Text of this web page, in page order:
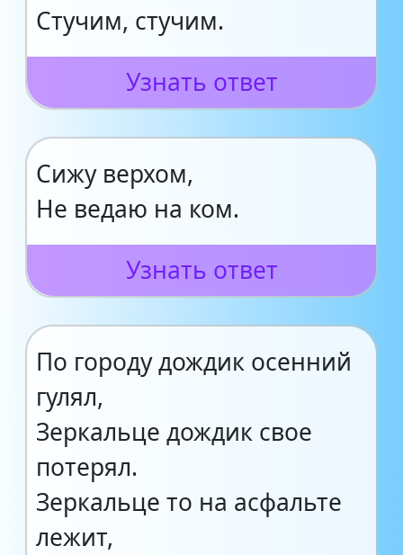
Стучим, стучим.
Узнать ответ
Сижу верхом,
Не ведаю на ком.
Узнать ответ
По городу дождик осенний
гулял,
Зеркальце дождик свое
потерял.
Зеркальце то на асфальте
лежит,